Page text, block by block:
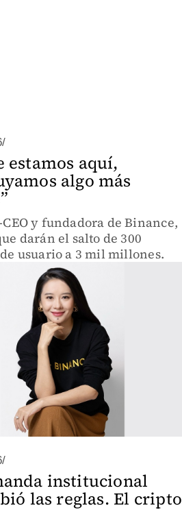
estamos aquí,
algo más
CEO y fundadora de Binance,
darán el salto de 300
usuario a 3 mil millones.
institucional
las reglas. El cripto